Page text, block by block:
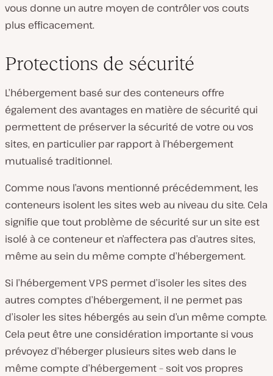
vous donne un autre moyen de contrôler vos couts
plus efficacement.
Protections de sécurité
L’hébergement basé sur des conteneurs offre
également des avantages en matière de sécurité qui
permettent de préserver la sécurité de votre ou vos
sites, en particulier par rapport à l’hébergement
mutualisé traditionnel.
Comme nous l’avons mentionné précédemment, les
conteneurs isolent les sites web au niveau du site. Cela
signifie que tout problème de sécurité sur un site est
isolé à ce conteneur et n’affectera pas d’autres sites,
même au sein du même compte d’hébergement.
Si l’hébergement VPS permet d’isoler les sites des
autres comptes d’hébergement, il ne permet pas
d’isoler les sites hébergés au sein d’un même compte.
Cela peut être une considération importante si vous
prévoyez d’héberger plusieurs sites web dans le
même compte d’hébergement – soit vos propres